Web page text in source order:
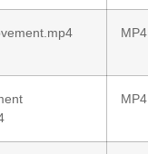
MP4
MP4